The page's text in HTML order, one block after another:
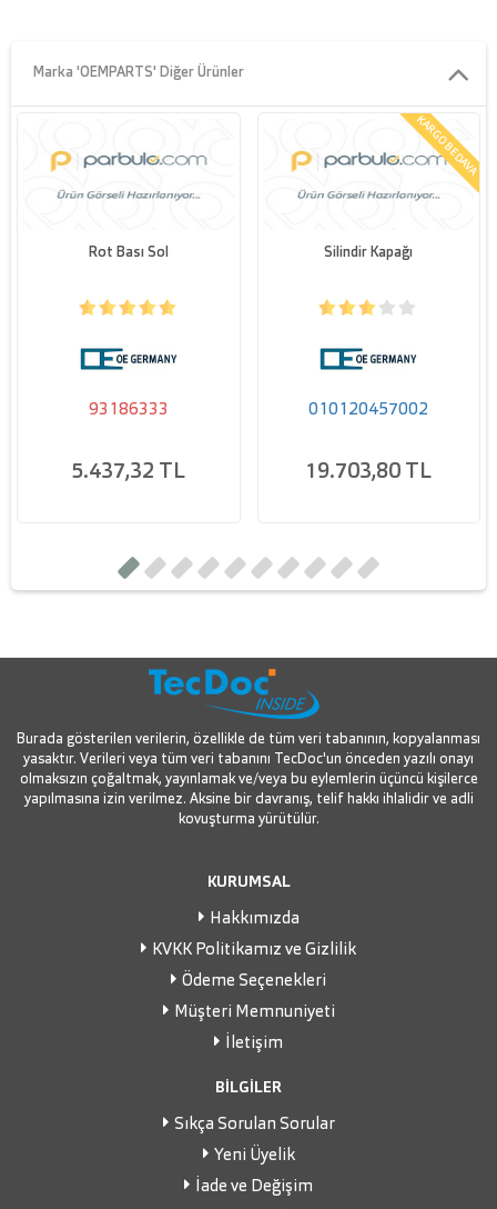
Marka 'OEMPARTS' Diğer Ürünler
Rot Bası Sol
93186333
5.437,32 TL
KARGO BEDAVA
Silindir Kapağı
010120457002
19.703,80 TL
Burada gösterilen verilerin, özellikle de tüm veri tabanının, kopyalanması
yasaktır. Verileri veya tüm veri tabanını TecDoc'un önceden yazılı onayı
olmaksızın çoğaltmak, yayınlamak ve/veya bu eylemlerin üçüncü kişilerce
yapılmasına izin verilmez. Aksine bir davranış, telif hakkı ihlalidir ve adli
kovuşturma yürütülür.
KURUMSAL
Hakkımızda
KVKK Politikamız ve Gizlilik
Ödeme Seçenekleri
Müşteri Memnuniyeti
İletişim
BİLGİLER
Sıkça Sorulan Sorular
Yeni Üyelik
İade ve Değişim